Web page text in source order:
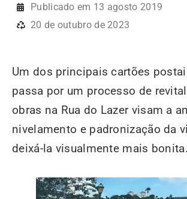
Publicado em 13 agosto 2019
20 de outubro de 2023
Um dos principais cartões
passa por um processo de
obras na Rua do Lazer visam a
nivelamento e padronização da
deixá-la visualmente mais bonita.